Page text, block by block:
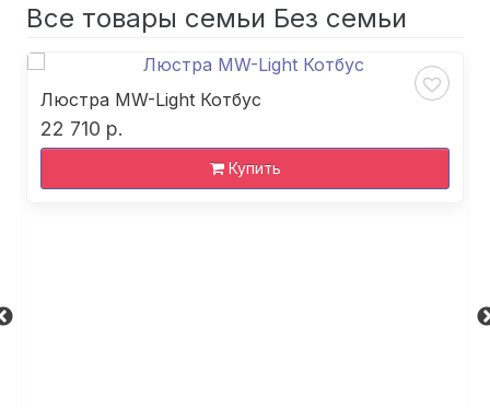
Все товары семьи Без семьи
Люстра MW-Light Котбус
22 710 р.
Купить